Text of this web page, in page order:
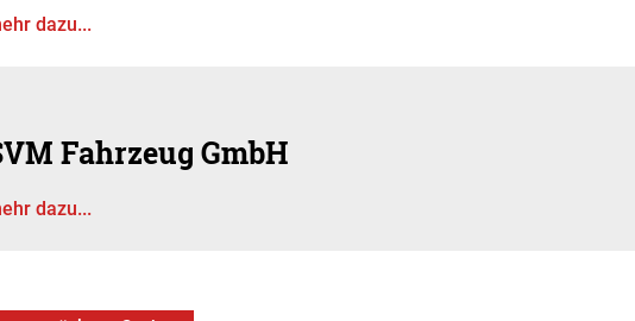
dazu...
Fahrzeug GmbH
dazu...